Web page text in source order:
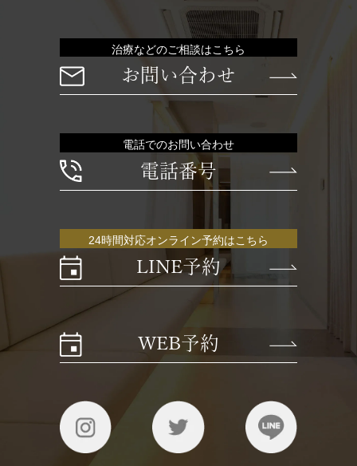
治療などのご相談はこちら
お問い合わせ
電話でのお問い合わせ
電話番号
24時間対応オンライン予約はこちら
LINE予約
WEB予約